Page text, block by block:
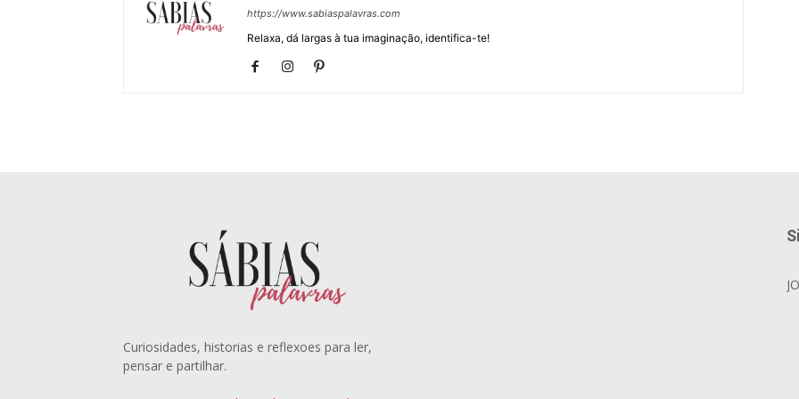
https://www.sabiaspalavras.com
Relaxa, dá largas à tua imaginação, identifica-te!
Curiosidades, historias e reflexoes para ler,
pensar e partilhar.